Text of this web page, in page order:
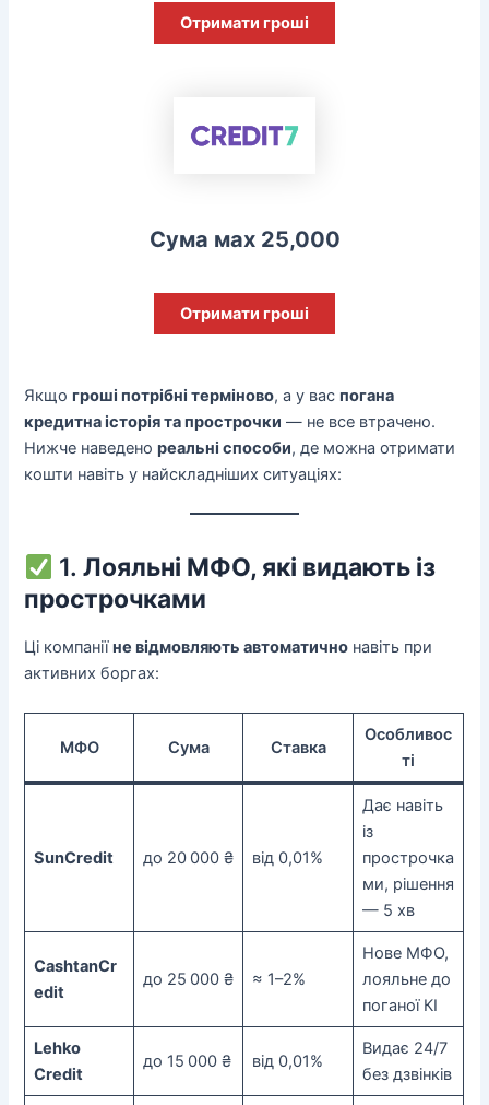
Отримати гроші
Сума мах 25,000
Отримати гроші
Якщогроші потрібні терміново, а у васпогана
кредитна історія та прострочки — не все втрачено.
Нижче наведенореальні способи, де можна отримати
кошти навіть у найскладніших ситуаціях:
1.Лояльні МФО, які видають із
прострочками
Ці компаніїне відмовляють автоматично навіть при
активних боргах:
МФО Сума Ставка
Особливос
ті
SunCredit до 20 000 ₴ від 0,01%
Дає навіть
із
прострочка
ми, рішення
— 5 хв
CashtanCr
edit
до 25 000 ₴ ≈ 1–2%
Нове МФО,
лояльне до
поганої КІ
Lehko
Credit
до 15 000 ₴ від 0,01%
Видає 24/7
без дзвінків